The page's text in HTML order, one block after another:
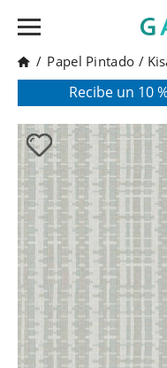
/ Papel Pintado /
Pon en tu
Recibe un 10
* Válido para